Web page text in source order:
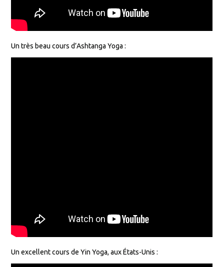
Un très beau cours d’Ashtanga Yoga :
Un excellent cours de Yin Yoga, aux États-Unis :